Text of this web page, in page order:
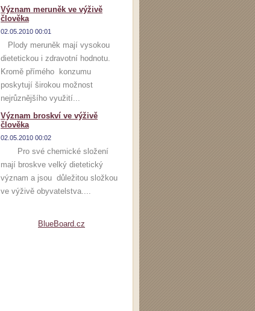
Význam meruněk ve výživě
člověka
02.05.2010 00:01
Plody meruněk mají vysokou
dietetickou i zdravotní hodnotu.
Kromě přímého konzumu
poskytují širokou možnost
nejrůznějšího využití...
Význam broskví ve výživě
člověka
02.05.2010 00:02
Pro své chemické složení
mají broskve velký dietetický
význam a jsou důležitou složkou
ve výživě obyvatelstva....
BlueBoard.cz